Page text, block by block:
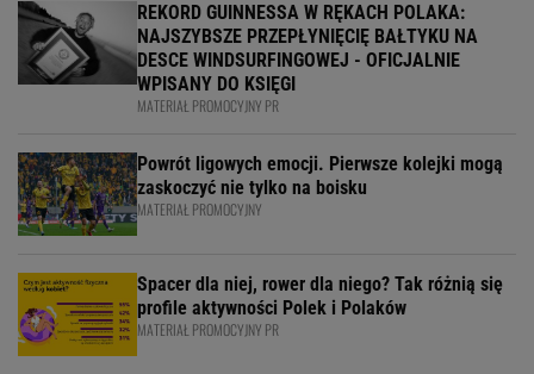
REKORD GUINNESSA W RĘKACH POLAKA:
NAJSZYBSZE PRZEPŁYNIĘCIĘ BAŁTYKU NA
DESCE WINDSURFINGOWEJ - OFICJALNIE
WPISANY DO KSIĘGI
MATERIAŁ PROMOCYJNY PR
Powrót ligowych emocji. Pierwsze kolejki mogą
zaskoczyć nie tylko na boisku
MATERIAŁ PROMOCYJNY
Spacer dla niej, rower dla niego? Tak różnią się
profile aktywności Polek i Polaków
MATERIAŁ PROMOCYJNY PR